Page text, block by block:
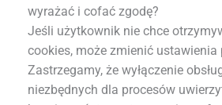
wyrażać i cofać zgodę?
Jeśli użytkownik nie chce
cookies, może zmienić ustawienia
Zastrzegamy, że wyłączenie
niezbędnych dla procesów